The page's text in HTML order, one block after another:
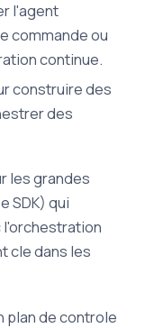
l'agent
commande ou
continue.
construire des
des
les grandes
SDK) qui
l'orchestration
cle dans les
plan de controle